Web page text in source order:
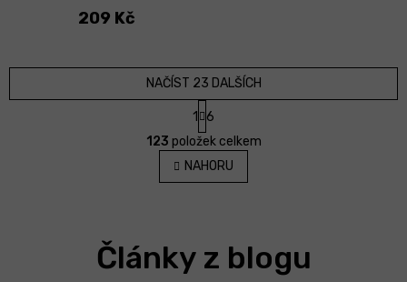
209 Kč
O
v
l
á
í
p
NAČÍST 23 DALŠÍCH
S
t
r
á
n
k
í
1
6
123 položek celkem
NAHORU
Články z blogu